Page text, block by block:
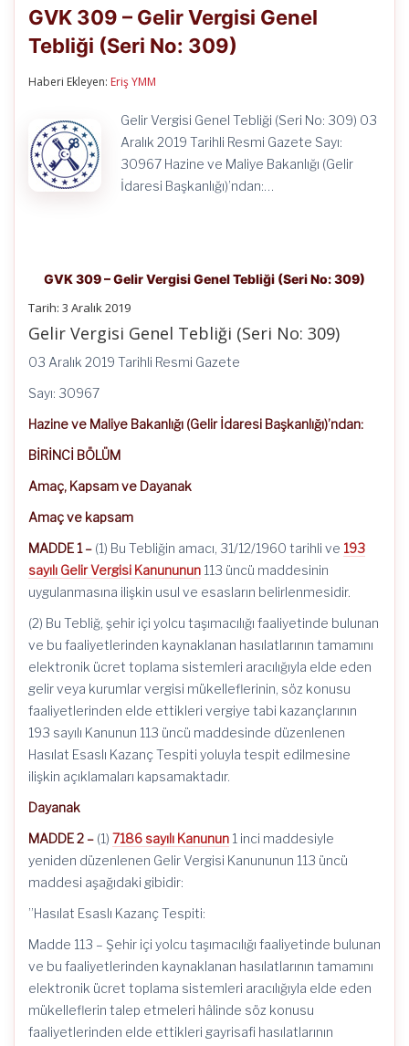
–
Vergisi
309)
için
GVK 309 – Gelir Vergisi Genel
Tebliği (Seri No: 309)
Haberi Ekleyen: Eriş YMM
Gelir Vergisi Genel Tebliği (Seri No: 309) 03
Aralık 2019 Tarihli Resmi Gazete Sayı:
30967 Hazine ve Maliye Bakanlığı (Gelir
İdaresi Başkanlığı)’ndan:…
GVK 309 – Gelir Vergisi Genel Tebliği (Seri No: 309)
Tarih: 3 Aralık 2019
Gelir Vergisi Genel Tebliği (Seri No: 309)
03 Aralık 2019 Tarihli Resmi Gazete
Sayı: 30967
Hazine ve Maliye Bakanlığı (Gelir İdaresi Başkanlığı)’ndan:
BİRİNCİ BÖLÜM
Amaç, Kapsam ve Dayanak
Amaç ve kapsam
MADDE 1 – (1) Bu Tebliğin amacı, 31/12/1960 tarihli ve 193
sayılı Gelir Vergisi Kanununun 113 üncü maddesinin
uygulanmasına ilişkin usul ve esasların belirlenmesidir.
(2) Bu Tebliğ, şehir içi yolcu taşımacılığı faaliyetinde bulunan
ve bu faaliyetlerinden kaynaklanan hasılatlarının tamamını
elektronik ücret toplama sistemleri aracılığıyla elde eden
gelir veya kurumlar vergisi mükelleflerinin, söz konusu
faaliyetlerinden elde ettikleri vergiye tabi kazançlarının
193 sayılı Kanunun 113 üncü maddesinde düzenlenen
Hasılat Esaslı Kazanç Tespiti yoluyla tespit edilmesine
ilişkin açıklamaları kapsamaktadır.
Dayanak
MADDE 2 – (1) 7186 sayılı Kanunun 1 inci maddesiyle
yeniden düzenlenen Gelir Vergisi Kanununun 113 üncü
maddesi aşağıdaki gibidir:
”Hasılat Esaslı Kazanç Tespiti:
Madde 113 – Şehir içi yolcu taşımacılığı faaliyetinde bulunan
ve bu faaliyetlerinden kaynaklanan hasılatlarının tamamını
elektronik ücret toplama sistemleri aracılığıyla elde eden
mükelleflerin talep etmeleri hâlinde söz konusu
faaliyetlerinden elde ettikleri gayrisafi hasılatlarının